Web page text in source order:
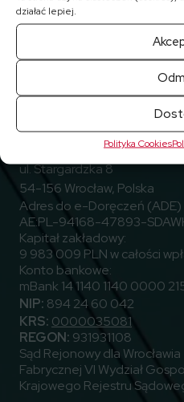
działać lepiej.
Polityka Cookies
Przejdź
ELEKTROTIM S.A.
ul. Stargardzka 8
54-156 Wrocław, Polska
Adres do e-Doręczeń (ADE)
AE:PL-94168-47893-
Kapitał zakładowy:
9 983 009 PLN w całości
Konto bankowe:
mBank 14 1140 1140 0000
NIP: 894 24 60 042
KRS: 0000035081
REGON: 931931108
Sąd Rejonowy dla Wrocławia
Fabrycznej VI Wydział
Krajowego Rejestru